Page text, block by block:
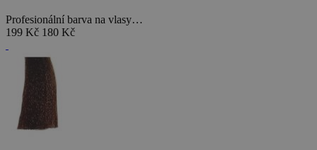
Profesionální barva na vlasy…
199 Kč 180 Kč